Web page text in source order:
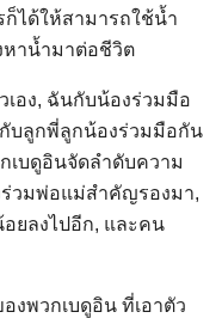
ก็ได้ให้สามารถใช้น้ำ
หาน้ำมาต่อชีวิต
อง, ฉันกับน้องร่วมมือ
บลูกพี่ลูกน้องร่วมมือกัน
เบดูอินจัดลำดับความ
วมพ่อแม่สำคัญรองมา,
ยลงไปอีก, และคน
งพวกเบดูอิน ที่เอาตัว